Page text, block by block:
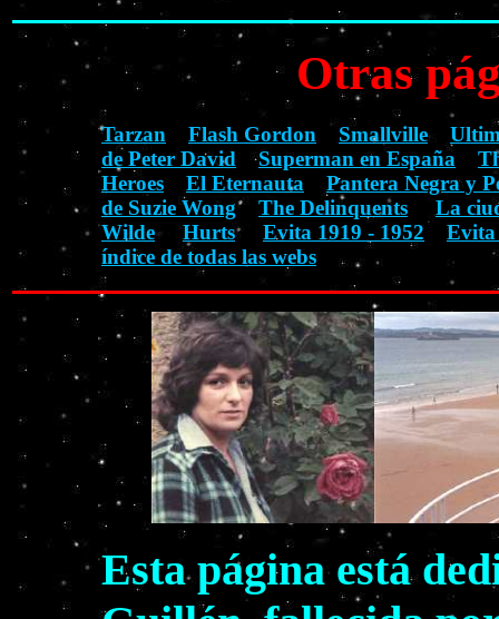
Otras
Tarzan Flash Gordon Smallville
de Peter David
Superman en España
Heroes
El Eternauta
Pantera Negra y
de Suzie Wong
The Delinquents
La
Wilde
Hurts Evita 1919 - 1952
Evita
índice de todas las webs
Esta página está